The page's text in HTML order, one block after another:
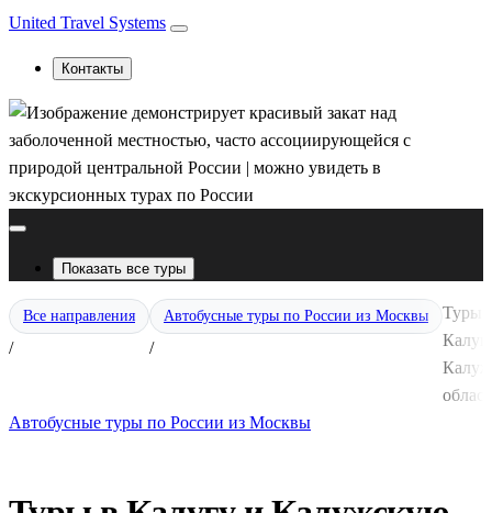
United Travel Systems
Контакты
Показать все туры
Все направления
/
Автобусные туры по России из Москвы
/
Туры
Автобусные туры по России из Москвы